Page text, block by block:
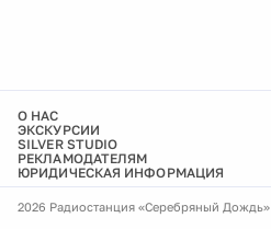
О НАС
ЭКСКУРСИИ
SILVER STUDIO
РЕКЛАМОДАТЕЛЯМ
ЮРИДИЧЕСКАЯ ИНФОРМАЦИЯ
2026 Радиостанция «Серебряный Дождь»